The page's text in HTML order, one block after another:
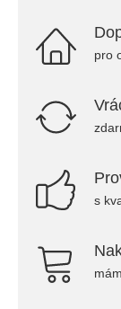
pro
s